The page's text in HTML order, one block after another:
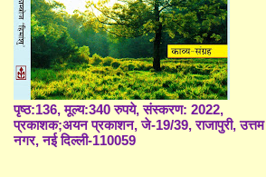
पृष्ठ:136, मूल्य:340 रुपये, संस्करण: 2022,
प्रकाशक;अयन प्रकाशन, जे-19/39, राजापुरी, उत्तम
नगर, नई दिल्ली-110059